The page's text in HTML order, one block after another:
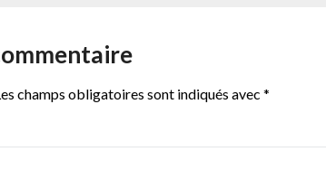
champs obligatoires sont indiqués avec *